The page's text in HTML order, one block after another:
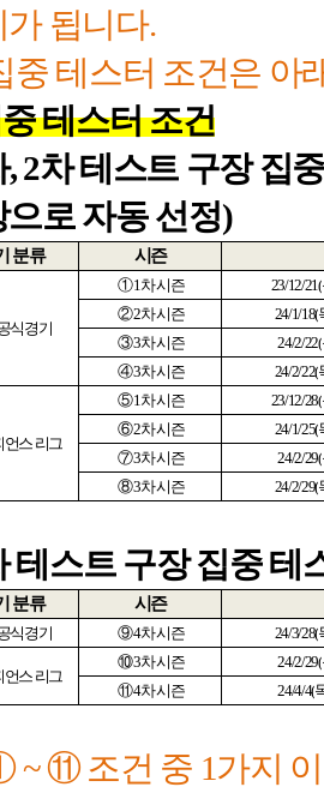
가 됩니다.
테스터 조건은 아
테스터 조건
, 2차 테스트 구장 집
으로 자동 선정)
분류 시즌
식경기
①1차 시즌 23/12/21(
②2차 시즌 24/1/18(
③3차 시즌 24/2/22(
④3차 시즌 24/2/22(
언스 리그
⑤1차 시즌 23/12/28(
⑥2차 시즌 24/1/25(
⑦3차 시즌 24/2/29(
⑧3차 시즌 24/2/29(
테스트 구장 집중 테
분류 시즌
식경기 ⑨4차 시즌 24/3/28(
언스 리그
⑩3차 시즌 24/2/29(
⑪4차 시즌 24/4/4(
~⑪ 조건 중 1가지